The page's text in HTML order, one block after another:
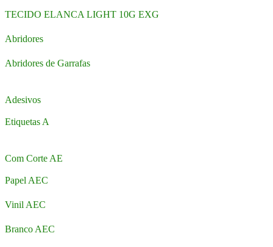
TECIDO ELANCA LIGHT 10G EXG
Abridores
Abridores de Garrafas
Adesivos
Etiquetas A
Com Corte AE
Papel AEC
Vinil AEC
Branco AEC